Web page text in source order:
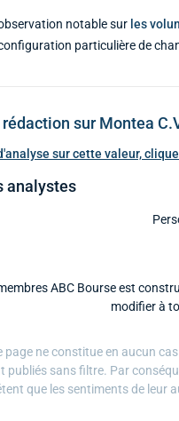
notable sur les
particulière de
sur Montea
sur cette valeur,
analystes
ABC Bourse est
modifier à
page ne constitue en aucun
publiés sans filtre. Par
que les sentiments de leur